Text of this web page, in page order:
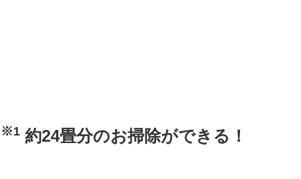
※1 約24畳分のお掃除ができる！